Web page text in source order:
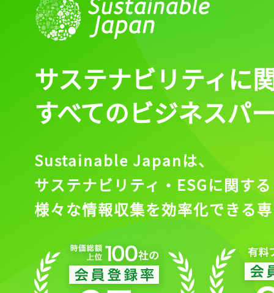
サステナビリティに
すべてのビジネスパ
Sustainable Japanは、
サステナビリティ・ESGに関する
様々な情報収集を効率化できる